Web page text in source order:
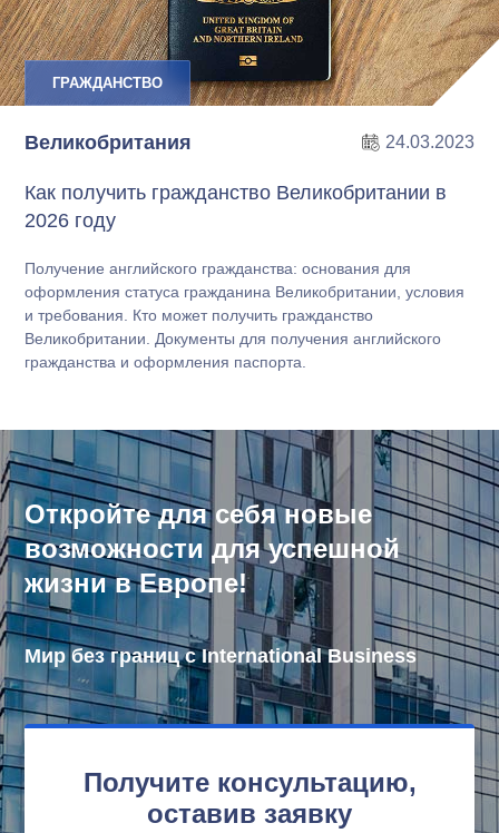
ГРАЖДАНСТВО
Великобритания 24.03.2023
Как получить гражданство Великобритании в
2026 году
Получение английского гражданства: основания для
оформления статуса гражданина Великобритании, условия
и требования. Кто может получить гражданство
Великобритании. Документы для получения английского
гражданства и оформления паспорта.
Откройте для себя новые
возможности для успешной
жизни в Европе!
Мир без границ с International Business
Получите консультацию,
оставив заявку